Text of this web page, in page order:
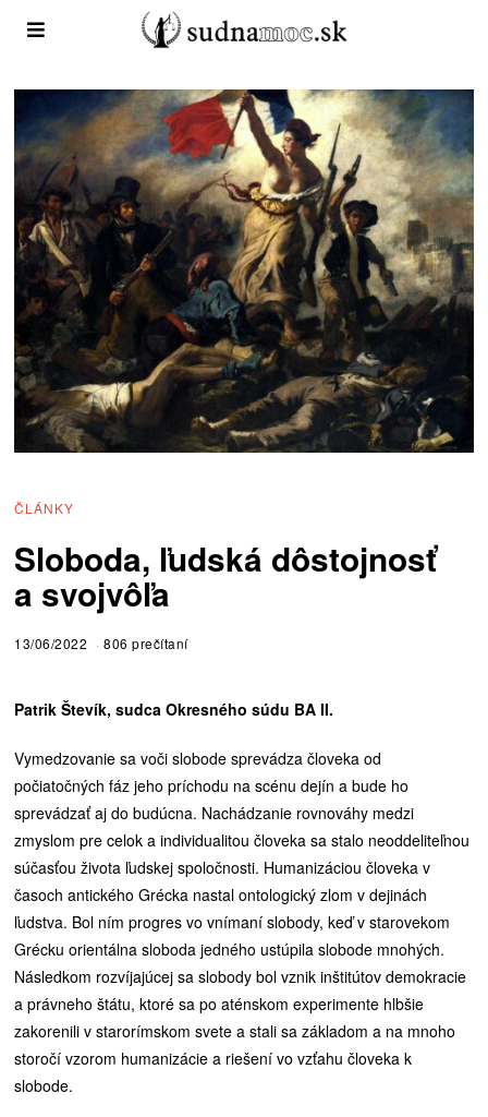
ČLÁNKY
Sloboda, ľudská dôstojnosť
a svojvôľa
13/06/2022 806 prečítaní
Patrik Števík, sudca Okresného súdu BA II.
Vymedzovanie sa voči slobode sprevádza človeka od
počiatočných fáz jeho príchodu na scénu dejín a bude ho
sprevádzať aj do budúcna. Nachádzanie rovnováhy medzi
zmyslom pre celok a individualitou človeka sa stalo neoddeliteľnou
súčasťou života ľudskej spoločnosti. Humanizáciou človeka v
časoch antického Grécka nastal ontologický zlom v dejinách
ľudstva. Bol ním progres vo vnímaní slobody, keď v starovekom
Grécku orientálna sloboda jedného ustúpila slobode mnohých.
Následkom rozvíjajúcej sa slobody bol vznik inštitútov demokracie
a právneho štátu, ktoré sa po aténskom experimente hlbšie
zakorenili v starorímskom svete a stali sa základom a na mnoho
storočí vzorom humanizácie a riešení vo vzťahu človeka k
slobode.